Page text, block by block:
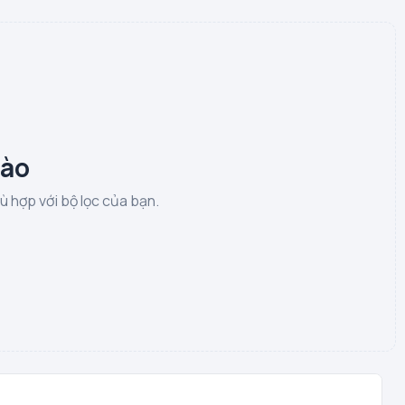
hợp với bộ lọc của bạn.